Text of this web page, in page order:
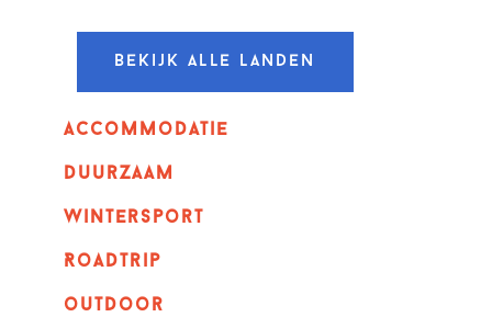
Bekijk alle landen
Accommodatie
Duurzaam
wintersport
Roadtrip
outdoor